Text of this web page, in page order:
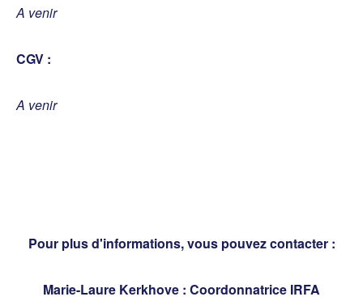
A venir
CGV :
A venir
Pour plus d'informations, vous pouvez contacter :
Marie-Laure Kerkhove : Coordonnatrice IRFA